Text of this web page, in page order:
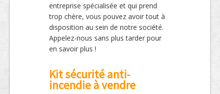
entreprise spécialisée et qui prend
trop chère, vous pouvez avoir tout à
disposition au sein de notre société.
Appelez-nous sans plus tarder pour
en savoir plus !
Kit sécurité anti-
incendie à vendre